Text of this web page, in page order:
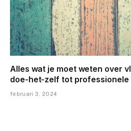
Alles wat je moet weten over
doe-het-zelf tot professionele
februari 3, 2024